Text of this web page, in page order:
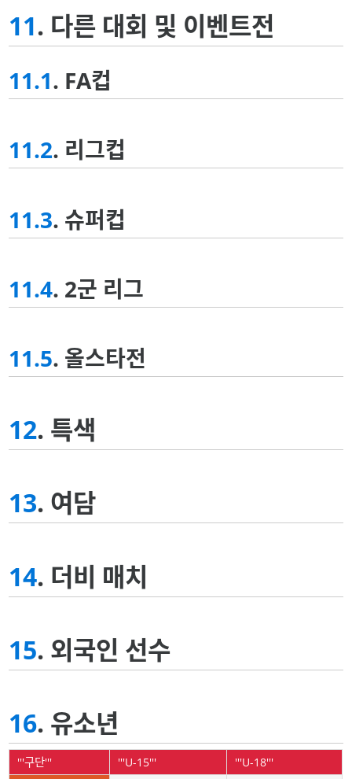
11. 다른 대회 및 이벤트전
11.1. FA컵
11.2. 리그컵
11.3. 슈퍼컵
11.4. 2군 리그
11.5. 올스타전
12. 특색
13. 여담
14. 더비 매치
15. 외국인 선수
16. 유소년
'''구단''' '''U-15'''
'''U-18'''